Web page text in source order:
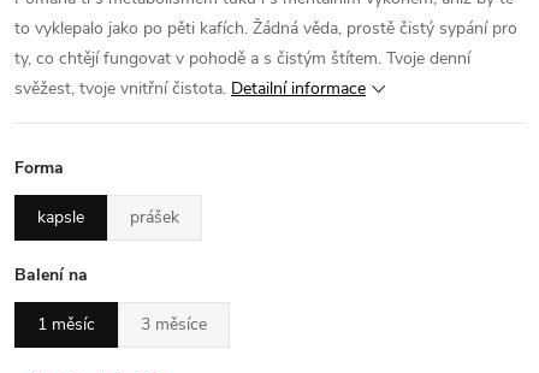
to vyklepalo jako po pěti kafích. Žádná věda, prostě čistý sypání pro
ty, co chtějí fungovat v pohodě a s čistým štítem. Tvoje denní
svěžest, tvoje vnitřní čistota. Detailní informace
Forma
kapsle prášek
Balení na
1 měsíc 3 měsíce